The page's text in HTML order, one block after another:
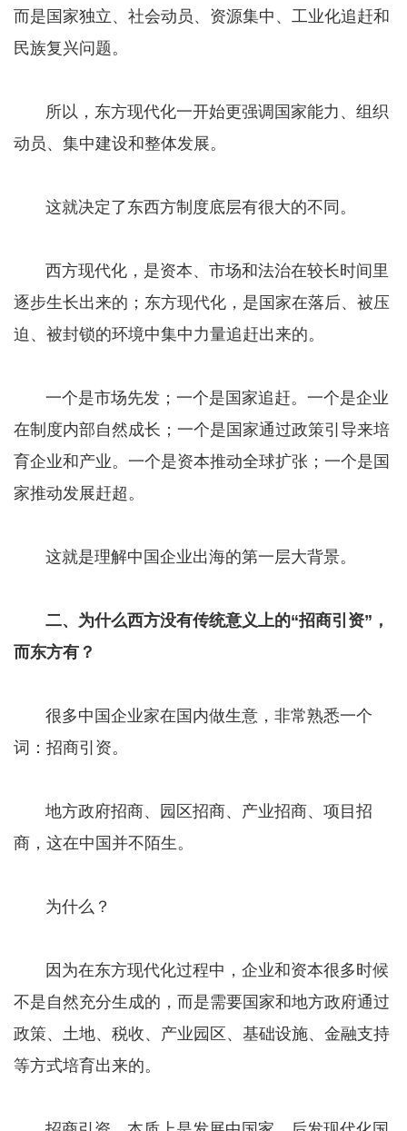
而是国家独立、社会动员、资源集中、工业化追赶和
民族复兴问题。
所以，东方现代化一开始更强调国家能力、组织
动员、集中建设和整体发展。
这就决定了东西方制度底层有很大的不同。
西方现代化，是资本、市场和法治在较长时间里
逐步生长出来的；东方现代化，是国家在落后、被压
迫、被封锁的环境中集中力量追赶出来的。
一个是市场先发；一个是国家追赶。一个是企业
在制度内部自然成长；一个是国家通过政策引导来培
育企业和产业。一个是资本推动全球扩张；一个是国
家推动发展赶超。
这就是理解中国企业出海的第一层大背景。
二、为什么西方没有传统意义上的“招商引资”，
而东方有？
很多中国企业家在国内做生意，非常熟悉一个
词：招商引资。
地方政府招商、园区招商、产业招商、项目招
商，这在中国并不陌生。
为什么？
因为在东方现代化过程中，企业和资本很多时候
不是自然充分生成的，而是需要国家和地方政府通过
政策、土地、税收、产业园区、基础设施、金融支持
等方式培育出来的。